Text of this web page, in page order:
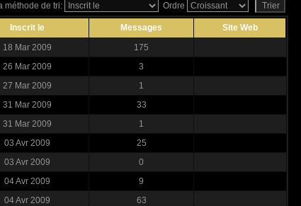
méthode de tri: Ordre
Inscrit le Messages
Site Web
18 Mar 2009
175
26 Mar 2009
3
27 Mar 2009
1
31 Mar 2009
33
31 Mar 2009
1
03 Avr 2009
25
03 Avr 2009
0
04 Avr 2009
9
04 Avr 2009
63